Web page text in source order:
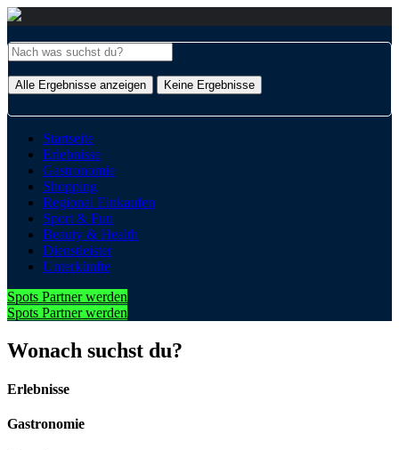
Alle Ergebnisse anzeigen Keine Ergebnisse
Startseite
Erlebnisse
Gastronomie
Shopping
Regional Einkaufen
Sport & Fun
Beauty & Health
Dienstleister
Unterkünfte
Spots Partner werden
Spots Partner werden
Wonach suchst du?
Erlebnisse
Gastronomie